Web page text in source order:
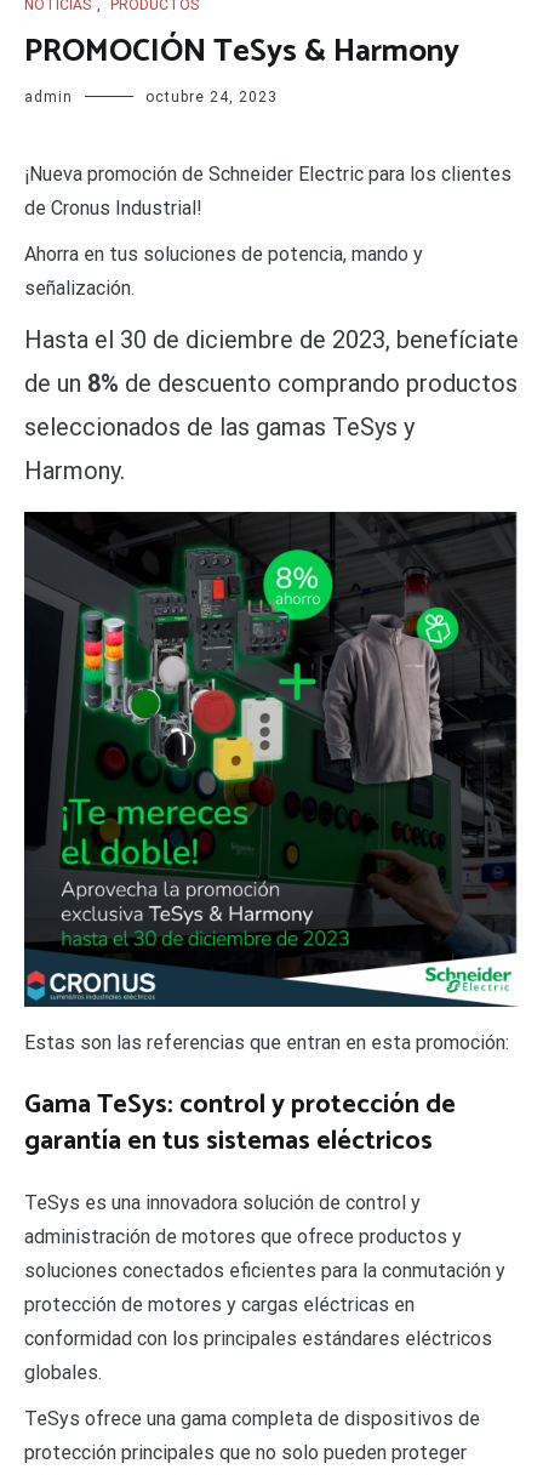
NOTICIAS , PRODUCTOS
PROMOCIÓN TeSys & Harmony
admin octubre 24, 2023
¡Nueva promoción de Schneider Electric para los clientes
de Cronus Industrial!
Ahorra en tus soluciones de potencia, mando y
señalización.
Hasta el 30 de diciembre de 2023, benefíciate
de un 8% de descuento comprando productos
seleccionados de las gamas TeSys y
Harmony.
Estas son las referencias que entran en esta promoción:
Gama TeSys: control y protección de
garantía en tus sistemas eléctricos
TeSys es una innovadora solución de control y
administración de motores que ofrece productos y
soluciones conectados eficientes para la conmutación y
protección de motores y cargas eléctricas en
conformidad con los principales estándares eléctricos
globales.
TeSys ofrece una gama completa de dispositivos de
protección principales que no solo pueden proteger